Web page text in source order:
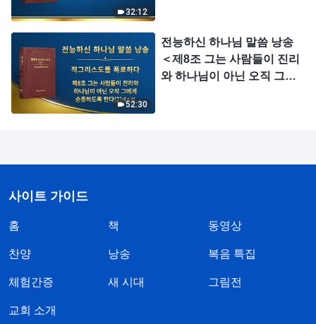
32:12
52:30
전능하신 하나님 말씀 낭송
＜제8조 그는 사람들이 진리
와 하나님이 아닌 오직 그에
사이트 가이드
홈 책 동영상
찬양 낭송 복음 특집
체험간증 새 시대 그림전
교회 소개